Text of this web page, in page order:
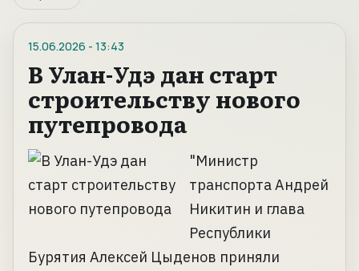
15.06.2026 - 13:43
В Улан-Удэ дан старт
строительству нового
путепровода
"Министр
транспорта Андрей
Никитин и глава
Республики
Бурятия Алексей Цыденов приняли